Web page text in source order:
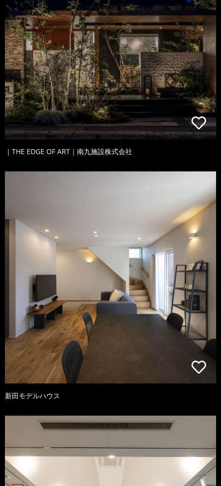
｜THE EDGE OF ART｜南九施設株式会社
新田モデルハウス